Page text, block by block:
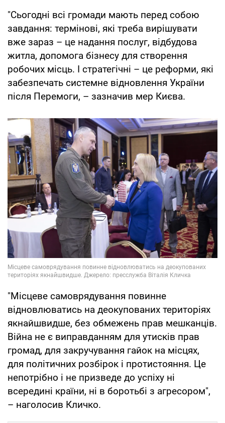
"Сьогодні всі громади мають перед собою
завдання: термінові, які треба вирішувати
вже зараз – це надання послуг, відбудова
житла, допомога бізнесу для створення
робочих місць. І стратегічні – це реформи, які
забезпечать системне відновлення України
після Перемоги, – зазначив мер Києва.
"Місцеве самоврядування повинне
відновлюватись на деокупованих територіях
якнайшвидше, без обмежень прав мешканців.
Війна не є виправданням для утисків прав
громад, для закручування гайок на місцях,
для політичних розбірок і протистояння. Це
непотрібно і не призведе до успіху ні
всередині країни, ні в боротьбі з агресором",
– наголосив Кличко.